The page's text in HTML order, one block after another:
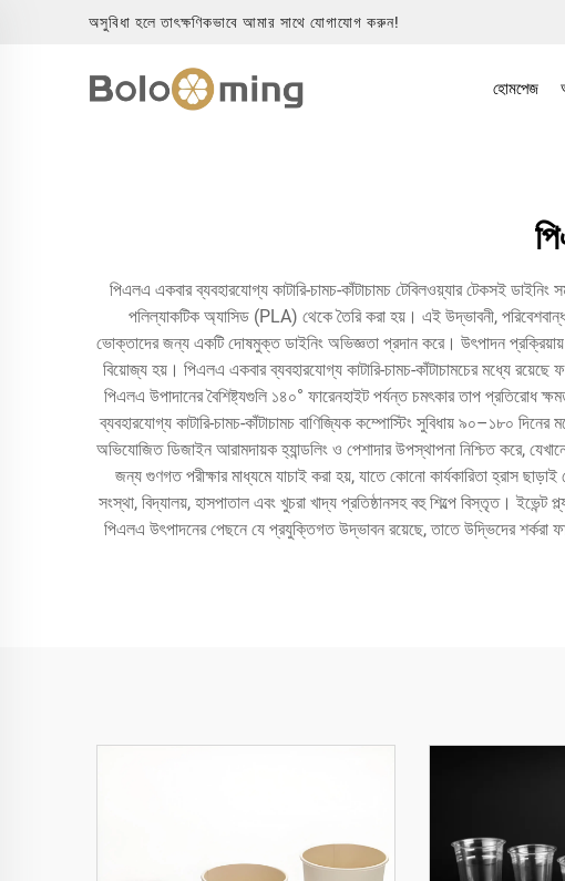
অসুবিধা হলে তাৎক্ষণিকভাবে আমার সাথে যোগাযোগ করুন!
হোমপেজ
পিএলএ একবার ব্যবহারযোগ্য কাটারি-চামচ-কাঁটাচামচ টেবিলওয়্যার টেকসই
পলিল্যাকটিক অ্যাসিড (PLA) থেকে তৈরি করা হয়। এই উদ্ভাবনী, পরিবেশবান্ধব
ভোক্তাদের জন্য একটি দোষমুক্ত ডাইনিং অভিজ্ঞতা প্রদান করে। উৎপাদন প্রক্রিয়ায়
বিয়োজ্য হয়। পিএলএ একবার ব্যবহারযোগ্য কাটারি-চামচ-কাঁটাচামচের মধ্যে
পিএলএ উপাদানের বৈশিষ্ট্যগুলি ১৪০° ফারেনহাইট পর্যন্ত চমৎকার তাপ প্রতিরোধ
ব্যবহারযোগ্য কাটারি-চামচ-কাঁটাচামচ বাণিজ্যিক কম্পোস্টিং সুবিধায় ৯০–১৮০
অভিযোজিত ডিজাইন আরামদায়ক হ্যান্ডলিং ও পেশাদার উপস্থাপনা নিশ্চিত করে,
জন্য গুণগত পরীক্ষার মাধ্যমে যাচাই করা হয়, যাতে কোনো কার্যকারিতা হ্রাস
সংস্থা, বিদ্যালয়, হাসপাতাল এবং খুচরা খাদ্য প্রতিষ্ঠানসহ বহু শিল্পে বিস্তৃত। ইভেন্ট
পিএলএ উৎপাদনের পেছনে যে প্রযুক্তিগত উদ্ভাবন রয়েছে, তাতে উদ্ভিদের শর্করা